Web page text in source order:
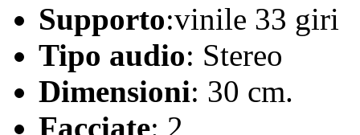
Supporto:vinile 33 giri
Tipo audio: Stereo
Dimensioni: 30 cm.
Facciate: 2